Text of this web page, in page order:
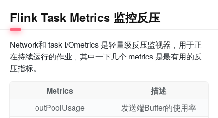
Flink Task Metrics 监控反压
Network和 task I/Ometrics 是轻量级反压监视器，用于正
在持续运行的作业，其中一下几个 metrics 是最有用的反
压指标。
Metrics
描述
outPoolUsage
发送端Buffer的使用率